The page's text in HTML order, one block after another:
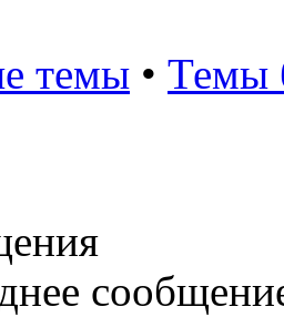
темы • Темы